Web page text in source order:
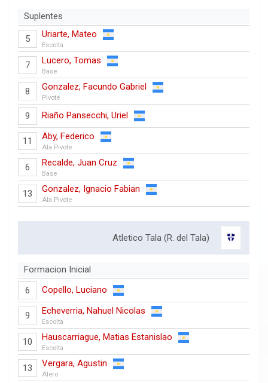
Suplentes
5 Uriarte, Mateo
Escolta
7 Lucero, Tomas
Base
8 Gonzalez, Facundo Gabriel
Pivote
9 Riaño Pansecchi, Uriel
11 Aby, Federico
Ala Pivote
6 Recalde, Juan Cruz
Base
13 Gonzalez, Ignacio Fabian
Ala Pivote
Atletico Tala (R. del Tala)
Formacion Inicial
6
Copello, Luciano
9 Echeverria, Nahuel Nicolas
Escolta
10 Hauscarriague, Matias Estanislao
Escolta
13 Vergara, Agustin
Alero